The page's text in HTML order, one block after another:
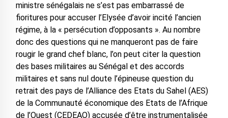
ministre sénégalais ne s’est pas embarrassé de
fioritures pour accuser l’Elysée d’avoir incité l’ancien
régime, à la « persécution d’opposants ». Au nombre
donc des questions qui ne manqueront pas de faire
rougir le grand chef blanc, l’on peut citer la question
des bases militaires au Sénégal et des accords
militaires et sans nul doute l’épineuse question du
retrait des pays de l’Alliance des Etats du Sahel (AES)
de la Communauté économique des Etats de l’Afrique
de l’Ouest (CEDEAO) accusée d’être instrumentalisée